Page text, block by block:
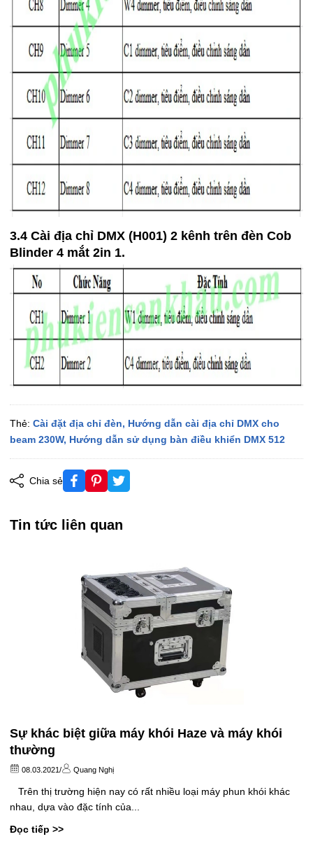
3.4 Cài địa chỉ DMX (H001) 2 kênh trên đèn Cob
Blinder 4 mắt 2in 1.
Thẻ: Cài đặt địa chỉ đèn, Hướng dẫn cài địa chỉ DMX cho
beam 230W, Hướng dẫn sử dụng bàn điều khiển DMX 512
Chia sẻ
Tin tức liên quan
Sự khác biệt giữa máy khói Haze và máy khói
thường
08.03.2021 / Quang Nghị
Trên thị trường hiện nay có rất nhiều loại máy phun khói khác
nhau, dựa vào đặc tính của...
Đọc tiếp >>